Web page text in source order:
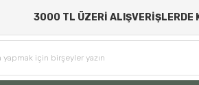
3000 TL ÜZERİ ALIŞVERİŞLERDE